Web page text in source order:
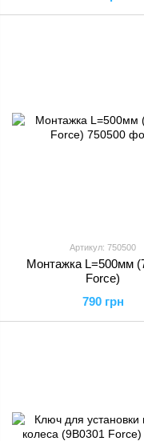
Артикул: 750500
Монтажка L=500мм
Force)
790 грн